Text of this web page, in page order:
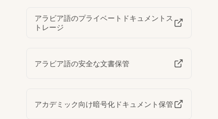
アラビア語のプライベートドキュメントス
トレージ
アラビア語の安全な文書保管
アカデミック向け暗号化ドキュメント保管